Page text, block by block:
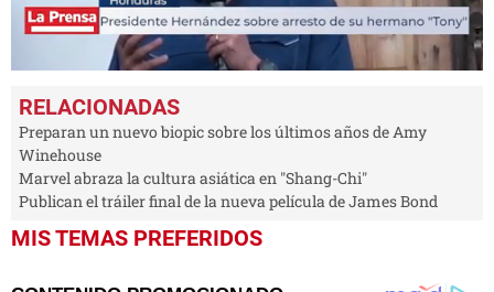
seconds
of
1
minute,
seconds
Preparan un nuevo biopic sobre los últimos años de Amy
Winehouse
Marvel abraza la cultura asiática en "Shang-Chi"
Publican el tráiler final de la nueva película de James Bond
MIS TEMAS PREFERIDOS